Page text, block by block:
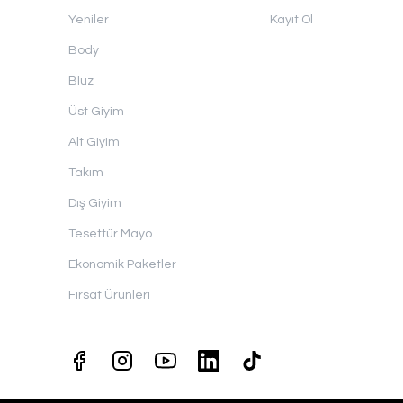
Yeniler
Body
Bluz
Üst Giyim
Alt Giyim
Takım
Dış Giyim
Tesettür Mayo
Ekonomik Paketler
Fırsat Ürünleri
Kayıt Ol